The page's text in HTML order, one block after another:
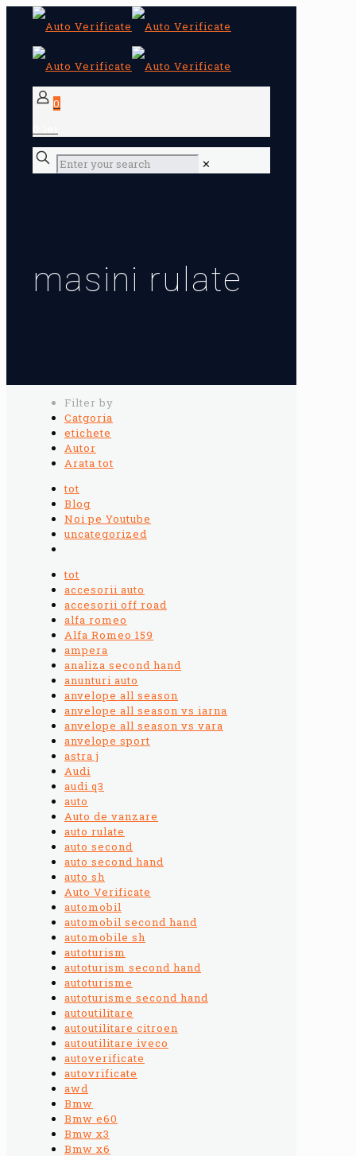
0
✕
masini rulate
Filter by
Catgoria
etichete
Autor
Arata tot
tot
Blog
Noi pe Youtube
uncategorized
tot
accesorii auto
accesorii off road
alfa romeo
Alfa Romeo 159
ampera
analiza second hand
anunturi auto
anvelope all season
anvelope all season vs iarna
anvelope all season vs vara
anvelope sport
astra j
Audi
audi q3
auto
Auto de vanzare
auto rulate
auto second
auto second hand
auto sh
Auto Verificate
automobil
automobil second hand
automobile sh
autoturism
autoturism second hand
autoturisme
autoturisme second hand
autoutilitare
autoutilitare citroen
autoutilitare iveco
autoverificate
autovrificate
awd
Bmw
Bmw e60
Bmw x3
Bmw x6